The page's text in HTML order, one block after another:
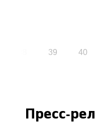
39 40
Пресс-